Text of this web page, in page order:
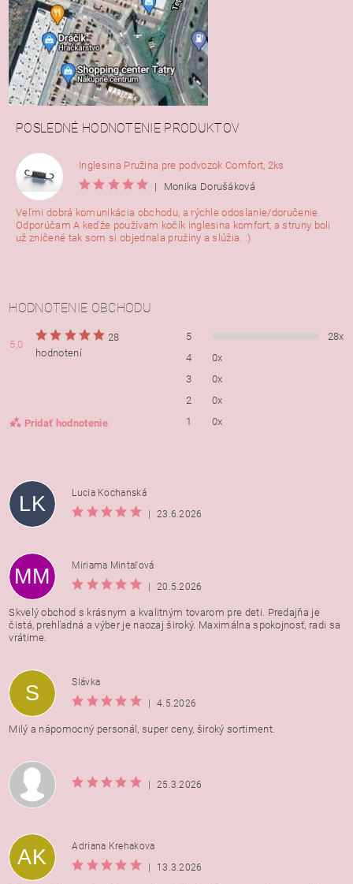
POSLEDNÉ HODNOTENIE PRODUKTOV
Inglesina Pružina pre podvozok Comfort, 2ks
|
Monika Dorušáková
Veľmi dobrá komunikácia obchodu, a rýchle odoslanie/doručenie.
Odporúčam A keďže používam kočík inglesina komfort, a struny boli
už zničené tak som si objednala pružiny a slúžia. :)
HODNOTENIE OBCHODU
5,0
28
hodnotení
Pridať hodnotenie
5
28x
4
0x
3
0x
2
0x
1
0x
Vložením hodnotenie súhlasíte s
osobných údajov
LK
Lucia Kochanská
23.6.2026
MM
Miriama Mintaľová
20.5.2026
Skvelý obchod s krásnym a kvalitným tovarom pre deti. Predajňa je
čistá, prehľadná a výber je naozaj široký. Maximálna spokojnosť, radi sa
vrátime.
S
Slávka
4.5.2026
Milý a nápomocný personál, super ceny, široký sortiment.
25.3.2026
AK
Adriana Krehakova
13.3.2026